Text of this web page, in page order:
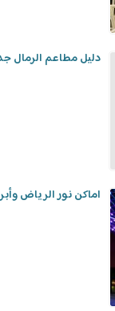
دليل مطاعم الرمال
اماكن نور الرياض